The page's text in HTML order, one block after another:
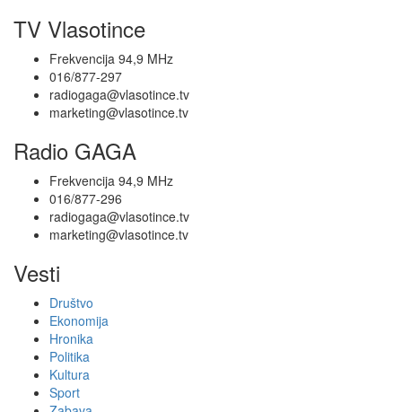
TV Vlasotince
Frekvencija 94,9 MHz
016/877-297
radiogaga@vlasotince.tv
marketing@vlasotince.tv
Radio GAGA
Frekvencija 94,9 MHz
016/877-296
radiogaga@vlasotince.tv
marketing@vlasotince.tv
Vesti
Društvo
Ekonomija
Hronika
Politika
Kultura
Sport